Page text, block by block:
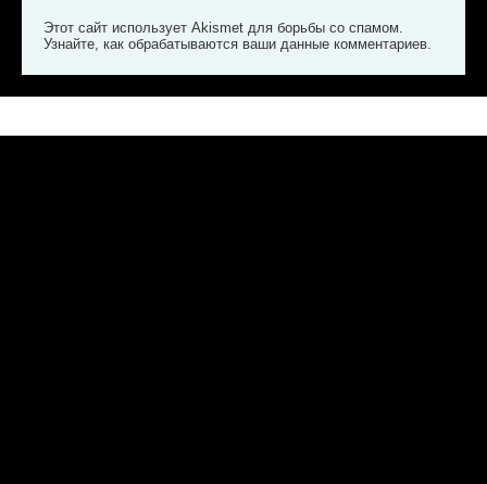
Этот сайт использует Akismet для борьбы со спамом.
Узнайте, как обрабатываются ваши данные комментариев.